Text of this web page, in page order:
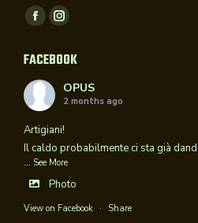
Ci puoi trovare su:
Facebook
opens
in
new
window
Instagram
opens
in
new
window
FACEBOOK
OPUS
2 months ago
Artigiani!
Il caldo probabilmente ci sta già
... See More
Photo
View on Facebook · Share